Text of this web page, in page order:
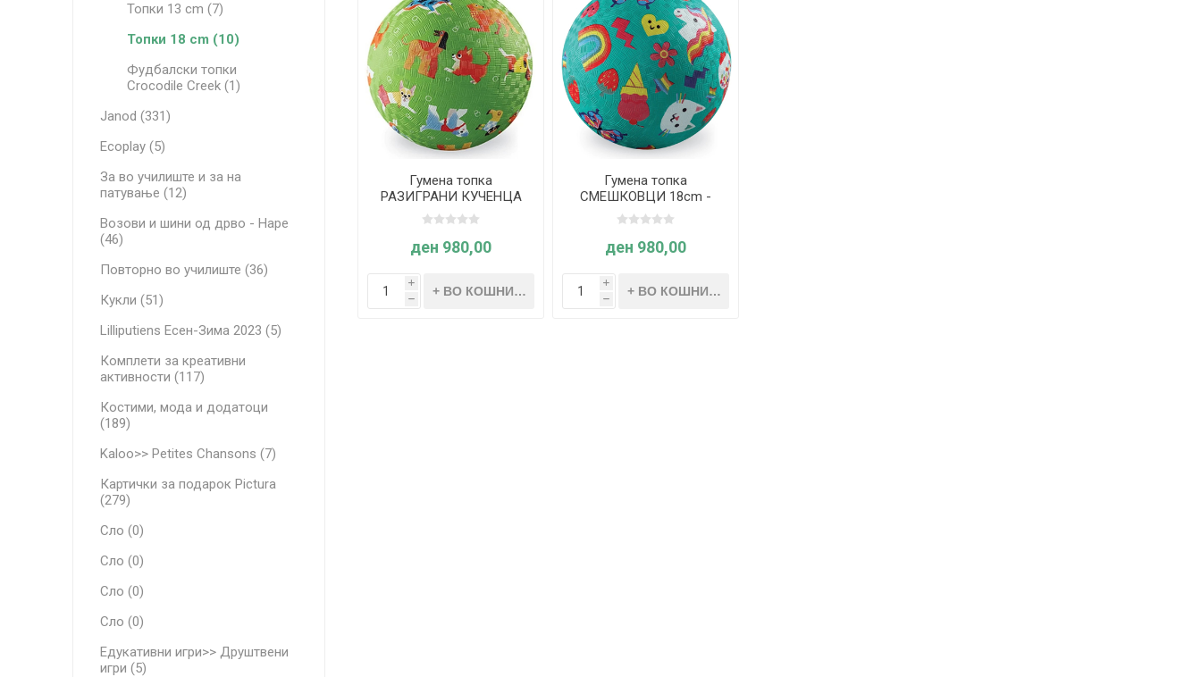
Гумена топка
РАЗИГРАНИ КУЧЕНЦА
18cm - Crocodile Creek
ден 980,00
i
h
Гумена топка
СМЕШКОВЦИ 18cm -
Crocodile Creek
ден 980,00
i
h
Топки 13 cm (7)
Топки 18 cm (10)
Фудбалски топки
Crocodile Creek (1)
Janod (331)
Ecoplay (5)
За во училиште и за на
патување (12)
Возови и шини од дрво - Hape
(46)
Повторно во училиште (36)
Кукли (51)
Lilliputiens Есен-Зима 2023 (5)
Комплети за креативни
активности (117)
Костими, мода и додатоци
(189)
Kaloo>> Petites Chansons (7)
Картички за подарок Pictura
(279)
Сло (0)
Сло (0)
Сло (0)
Сло (0)
Едукативни игри>> Друштвени
игри (5)